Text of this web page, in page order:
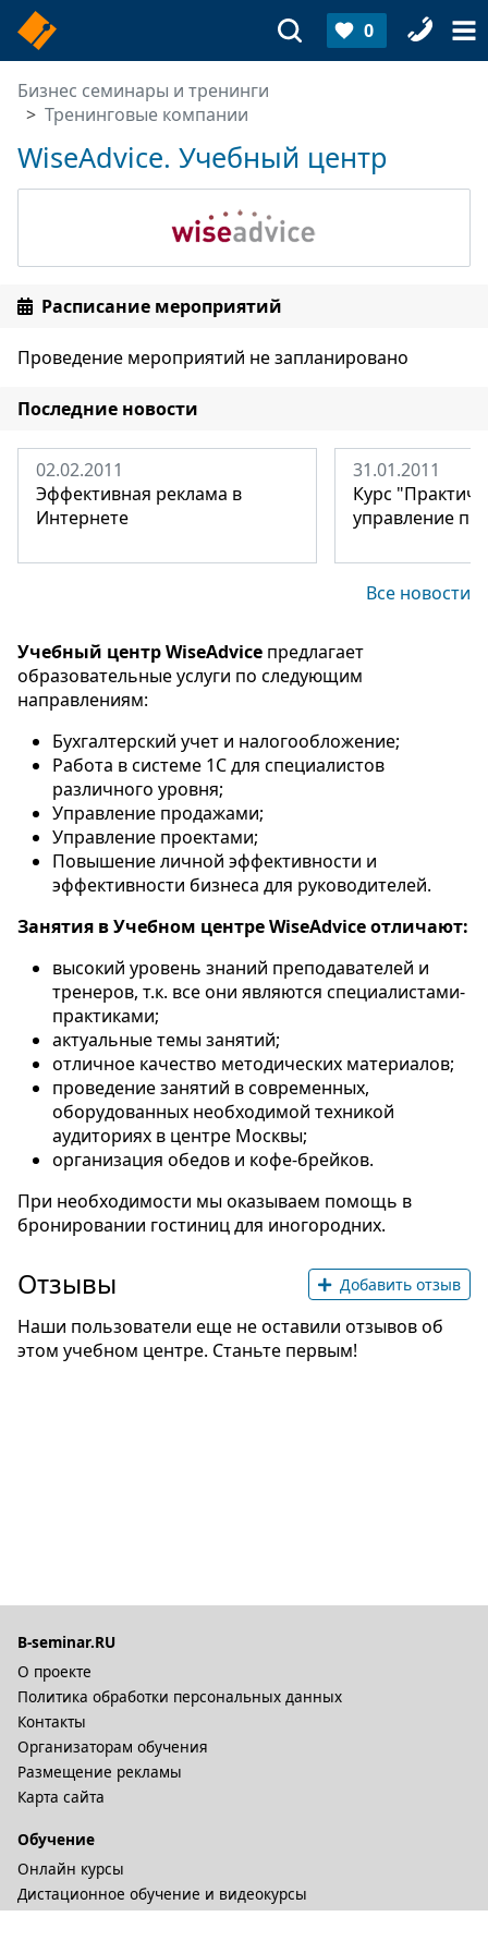
0
Бизнес семинары и тренинги
Тренинговые компании
WiseAdvice. Учебный центр
Расписание мероприятий
Проведение мероприятий не запланировано
Последние новости
02.02.2011
Эффективная реклама в
Интернете
31.01.2011
Курс
управление
Все новости
Учебный центр WiseAdvice предлагает
образовательные услуги по следующим
направлениям:
Бухгалтерский учет и налогообложение;
Работа в системе 1С для специалистов
различного уровня;
Управление продажами;
Управление проектами;
Повышение личной эффективности и
эффективности бизнеса для руководителей.
Занятия в Учебном центре WiseAdvice отличают:
высокий уровень знаний преподавателей и
тренеров, т.к. все они являются специалистами-
практиками;
актуальные темы занятий;
отличное качество методических материалов;
проведение занятий в современных,
оборудованных необходимой техникой
аудиториях в центре Москвы;
организация обедов и кофе-брейков.
При необходимости мы оказываем помощь в
бронировании гостиниц для иногородних.
Отзывы Добавить отзыв
Наши пользователи еще не оставили отзывов об
этом учебном центре. Станьте первым!
B-seminar.RU
О проекте
Политика обработки персональных данных
Контакты
Организаторам обучения
Размещение рекламы
Карта сайта
Обучение
Онлайн курсы
Дистационное обучение и видеокурсы